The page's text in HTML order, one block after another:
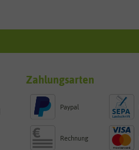
Zahlungsarten
Paypal
Rechnung